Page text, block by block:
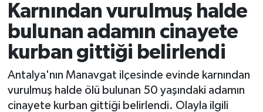
Karnından vurulmuş halde
bulunan adamın cinayete
kurban gittiği belirlendi
Antalya'nın Manavgat ilçesinde evinde karnından
vurulmuş halde ölü bulunan 50 yaşındaki adamın
cinayete kurban gittiği belirlendi. Olayla ilgili
Güncel
Haberde insan
Kültür - Sanat
Haber Arşivi